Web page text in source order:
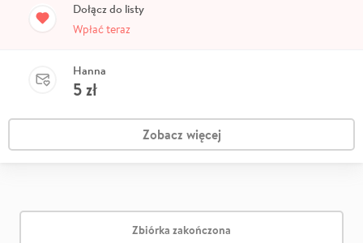
Dołącz do listy
Wpłać teraz
Hanna
5zł
Zobacz więcej
Zbiórka zakończona